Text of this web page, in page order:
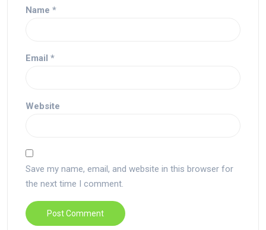
Name *
Email *
Website
Save my name, email, and website in this browser for
the next time I comment.